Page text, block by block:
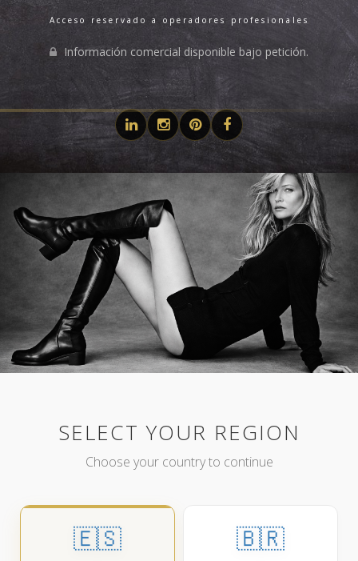
Acceso reservado a operadores profesionales
Información comercial disponible bajo petición.
SELECT YOUR REGION
Choose your country to continue
🇪🇸 🇧🇷